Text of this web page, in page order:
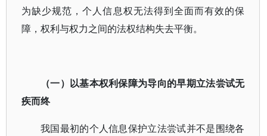
为缺少规范，个人信息权无法得到全面而有效的保
障，权利与权力之间的法权结构失去平衡。
（一）以基本权利保障为导向的早期立法尝试无
疾而终
我国最初的个人信息保护立法尝试并不是围绕各